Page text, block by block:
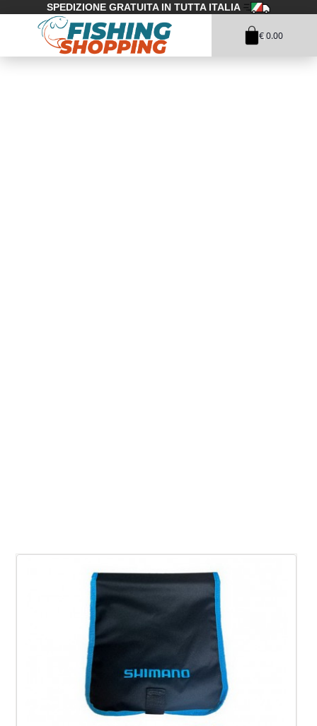
SPEDIZIONE GRATUITA IN TUTTA ITALIA
1
€ 0.00